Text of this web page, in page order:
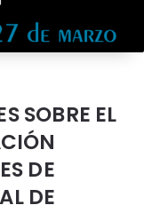
SOBRE EL
DE
DE